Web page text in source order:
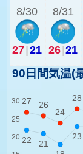
8/30
27|21
8/31
26|21
90日間気温(